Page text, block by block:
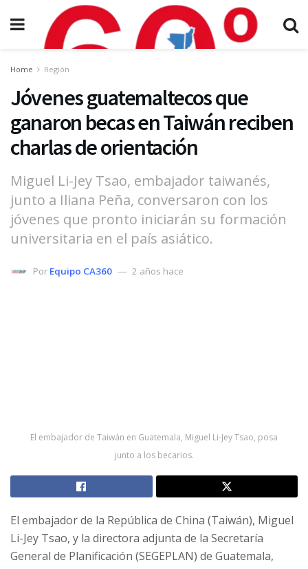
Home Región
Jóvenes guatemaltecos que
ganaron becas en Taiwán reciben
charlas de orientación
Miguel Li-Jey Tsao, embajador taiwanés,
junto a Iliana Peña, conversaron con los
jóvenes que pronto iniciarán su formación
universitaria en el país asiático.
Por Equipo CA360 2 años hace
El embajador de Taiwán en Guatemala, Miguel Li-Jey Tsao, posa
junto a los becarios.
El embajador de la República de China (Taiwán), Miguel
Li-Jey Tsao, y la directora adjunta de la Secretaría
General de Planificación (SEGEPLAN) de Guatemala,